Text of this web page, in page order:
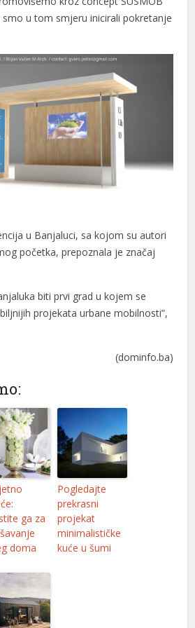
u tom smjeru inicirali pokretanje
u Banjaluci, sa kojom su autori
početka, prepoznala je značaj
biti prvi grad u kojem se
projekata urbane mobilnosti”,
(dominfo.ba)
ga za
doma
Pogledajte
prekrasni
projekat
minimalističke
kuće u šumi